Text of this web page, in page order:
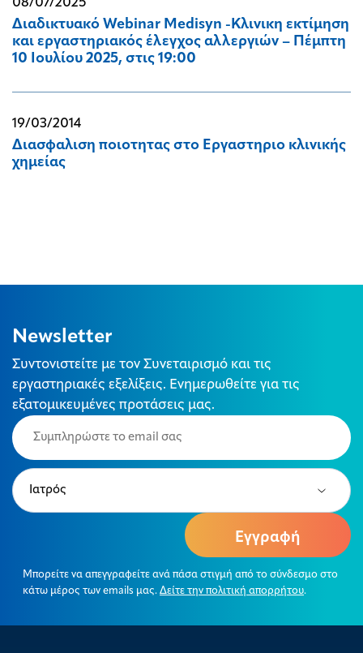
08/07/2025
Διαδικτυακό Webinar Medisyn -Kλινικη εκτίμηση
και εργαστηριακός έλεγχος αλλεργιών – Πέμπτη
10 Ιουλίου 2025, στις 19:00
19/03/2014
Διασφαλιση ποιοτητας στο Εργαστηριο κλινικής
χημείας
Newsletter
Συντονιστείτε με τον Συνεταιρισμό και τις
εργαστηριακές εξελίξεις. Ενημερωθείτε για τις
εξατομικευμένες προτάσεις μας.
Email
(Required)
Type
(Required)
Μπορείτε να απεγγραφείτε ανά πάσα στιγμή από το σύνδεσμο στο
κάτω μέρος των emails μας. Δείτε την πολιτική απορρήτου.